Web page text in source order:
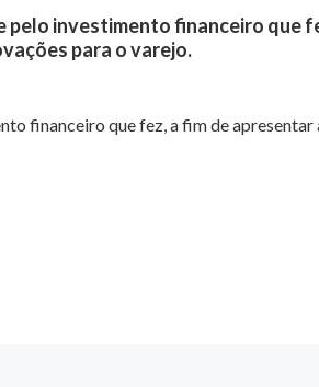
investimento financeiro que
para o varejo.
financeiro que fez, a fim de apresentar